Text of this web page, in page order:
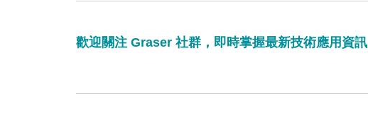
歡迎關注 Graser 社群，即時掌握最新技術應用資訊